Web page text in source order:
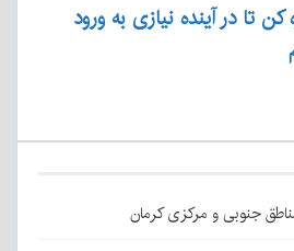
تا در آینده نیازی به ورود
مناطق جنوبی و مرکزی کرمان